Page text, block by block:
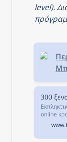
level).
online
και